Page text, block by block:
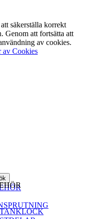
säkerställa korrekt
Genom att fortsätta att
av cookies.
av Cookies